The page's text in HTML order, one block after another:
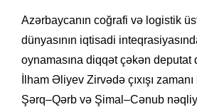
Azərbaycanın coğrafi və logistik
dünyasının iqtisadi
oynamasına diqqət çəkən deputat
İlham Əliyev Zirvədə çıxışı
Şərq–Qərb və Şimal–Cənub